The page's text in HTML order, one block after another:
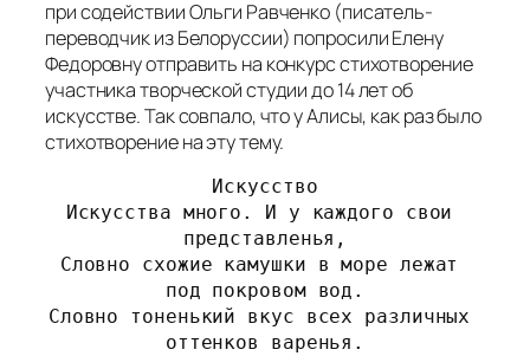
при содействии Ольги Равченко (писатель-
переводчик из Белоруссии) попросили Елену
Федоровну отправить на конкурс стихотворение
участника творческой студии до 14 лет об
искусстве. Так совпало, что у Алисы, как раз было
стихотворение на эту тему.
Искусство
Искусства много. И у каждого свои
представленья,
Словно схожие камушки в море лежат
под покровом вод.
Словно тоненький вкус всех различных
оттенков варенья.